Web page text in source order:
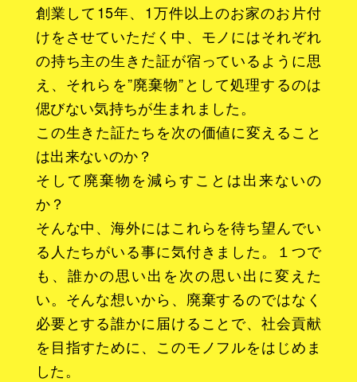
創業して15年、1万件以上のお家のお片付
けをさせていただく中、モノにはそれぞれ
の持ち主の生きた証が宿っているように思
え、それらを”廃棄物”として処理するのは
偲びない気持ちが生まれました。
この生きた証たちを次の価値に変えること
は出来ないのか？
そして廃棄物を減らすことは出来ないの
か？
そんな中、海外にはこれらを待ち望んでい
る人たちがいる事に気付きました。１つで
も、誰かの思い出を次の思い出に変えた
い。そんな想いから、廃棄するのではなく
必要とする誰かに届けることで、社会貢献
を目指すために、このモノフルをはじめま
した。